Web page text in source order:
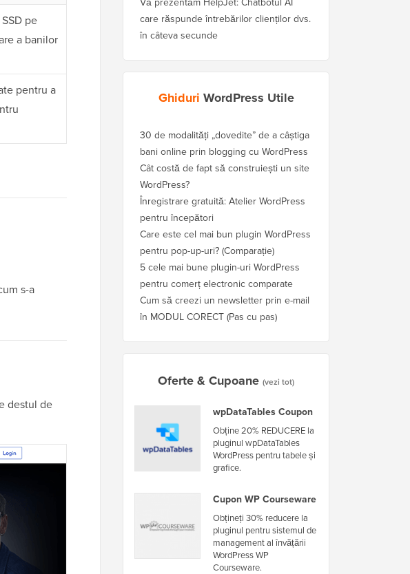
pe
a banilor
pentru a
s-a
destul de
care răspunde întrebărilor clienților dvs.
în câteva secunde
Ghiduri WordPress Utile
30 de modalități „dovedite” de a câștiga
bani online prin blogging cu WordPress
Cât costă de fapt să construiești un site
WordPress?
Înregistrare gratuită: Atelier WordPress
pentru începători
Care este cel mai bun plugin WordPress
pentru pop-up-uri? (Comparație)
5 cele mai bune plugin-uri WordPress
pentru comerț electronic comparate
Cum să creezi un newsletter prin e-mail
în MODUL CORECT (Pas cu pas)
Oferte & Cupoane (vezi tot)
wpDataTables Coupon
Obține 20% REDUCERE la
pluginul wpDataTables
WordPress pentru tabele și
grafice.
Cupon WP Courseware
Obțineți 30% reducere la
pluginul pentru sistemul de
management al învățării
WordPress WP
Courseware.